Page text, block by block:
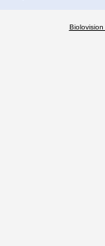
Biolovision